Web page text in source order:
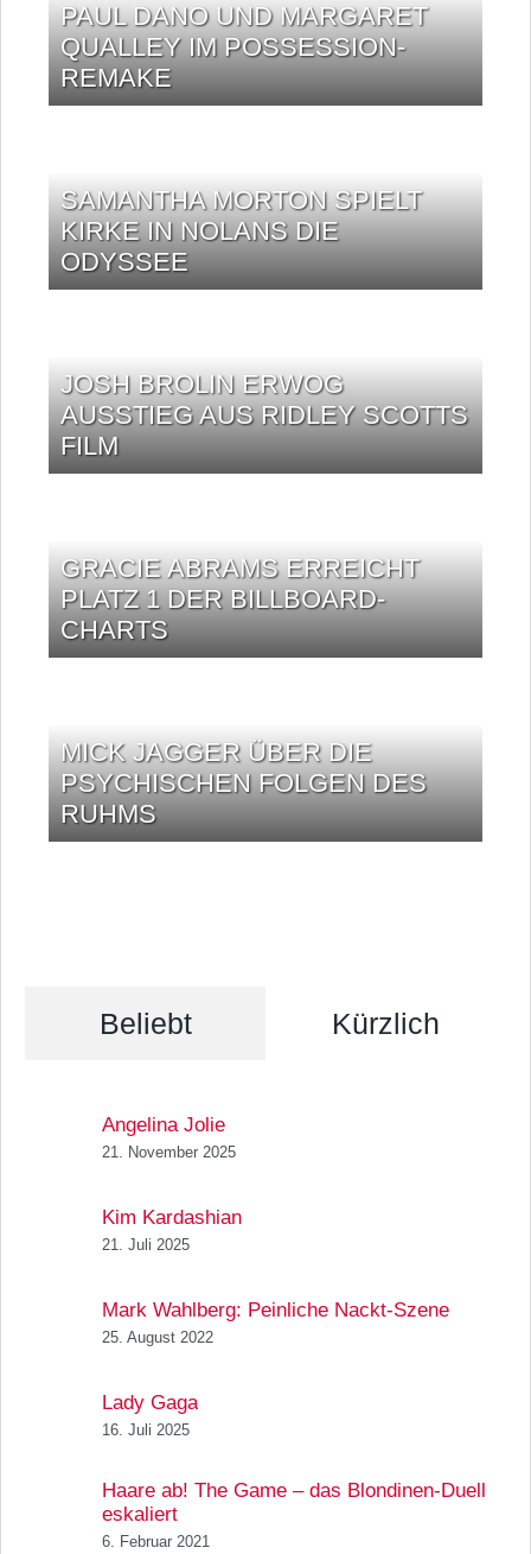
PAUL DANO UND MARGARET
QUALLEY IM POSSESSION-
REMAKE
SAMANTHA MORTON SPIELT
KIRKE IN NOLANS DIE
ODYSSEE
JOSH BROLIN ERWOG
AUSSTIEG AUS RIDLEY SCOTTS
FILM
GRACIE ABRAMS ERREICHT
PLATZ 1 DER BILLBOARD-
CHARTS
MICK JAGGER ÜBER DIE
PSYCHISCHEN FOLGEN DES
RUHMS
Beliebt Kürzlich
Angelina Jolie
21. November 2025
Kim Kardashian
21. Juli 2025
Mark Wahlberg: Peinliche Nackt-Szene
25. August 2022
Lady Gaga
16. Juli 2025
Haare ab! The Game – das Blondinen-Duell
eskaliert
6. Februar 2021